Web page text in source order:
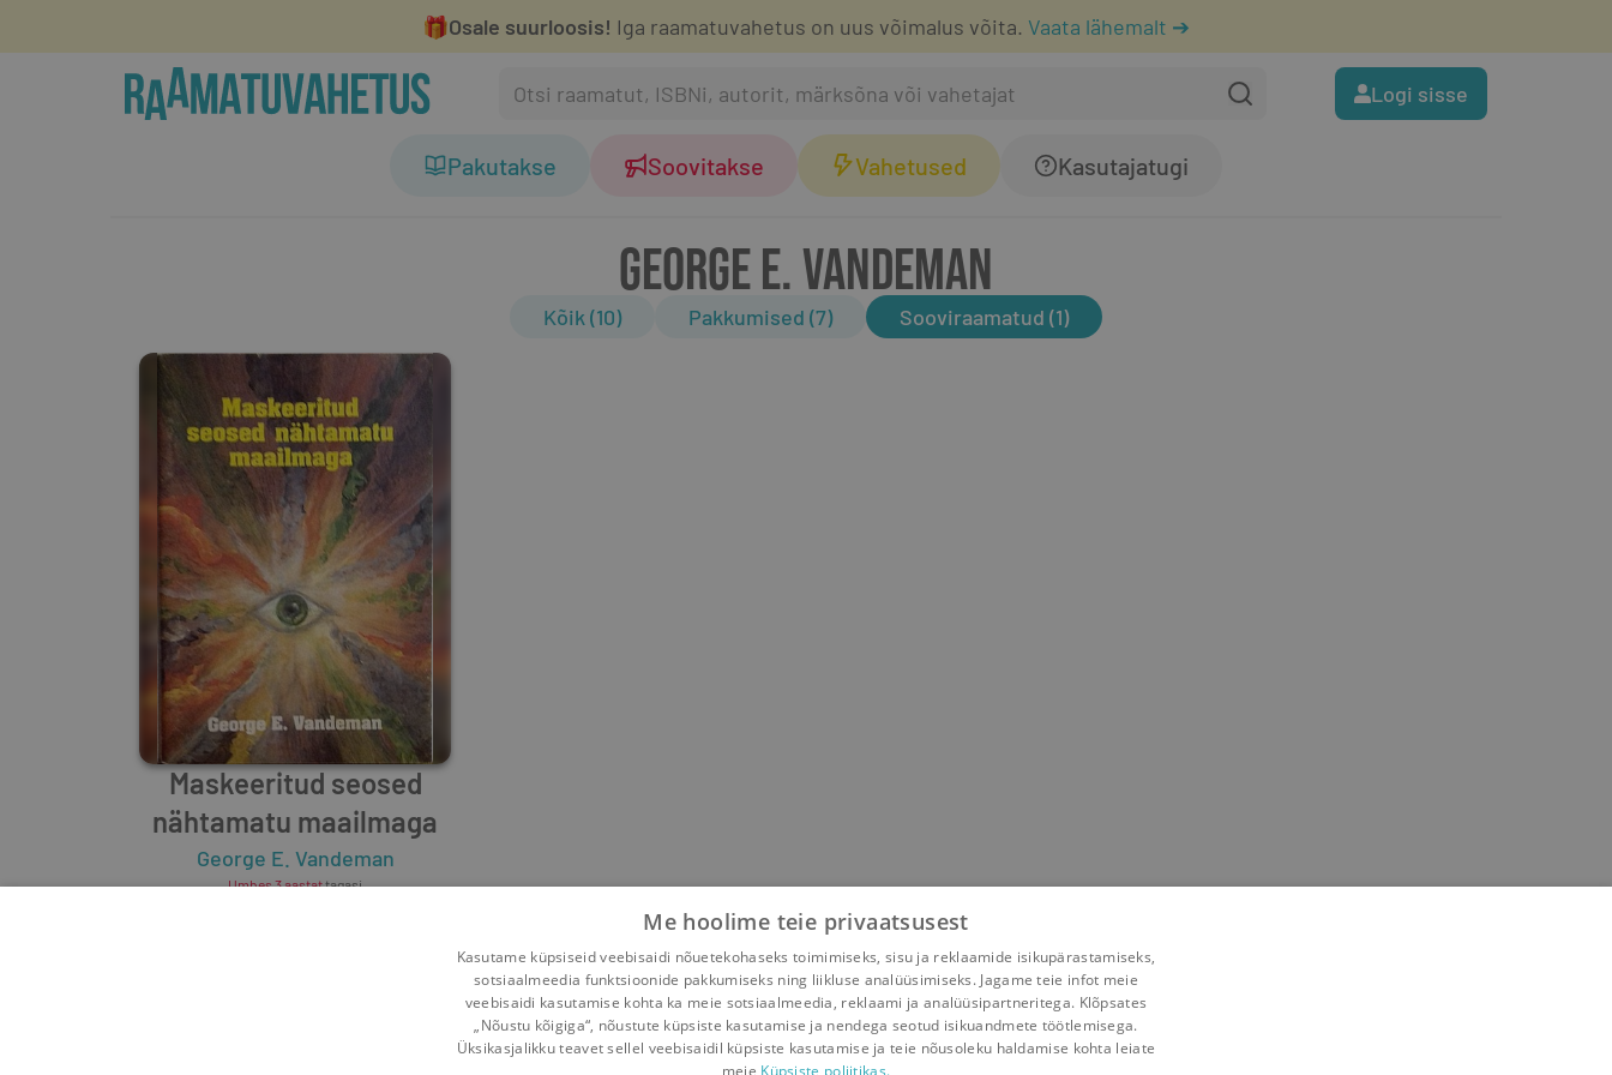
🎁Osale suurloosis! Iga raamatuvahetus on uus võimalus võita. Vaata lähemalt ➔
Logi sisse
Pakutakse Soovitakse Vahetused Kasutajatugi
GEORGE E. VANDEMAN
Kõik (10) Pakkumised (7) Sooviraamatud (1)
Maskeeritud seosed
nähtamatu maailmaga
George E. Vandeman
Umbes 3 aastattagasi
Me hoolime teie privaatsusest
Kasutame küpsiseid veebisaidi nõuetekohaseks toimimiseks, sisu ja reklaamide isikupärastamiseks,
sotsiaalmeedia funktsioonide pakkumiseks ning liikluse analüüsimiseks. Jagame teie infot meie
veebisaidi kasutamise kohta ka meie sotsiaalmeedia, reklaami ja analüüsipartneritega. Klõpsates
„Nõustu kõigiga“, nõustute küpsiste kasutamise ja nendega seotud isikuandmete töötlemisega.
Üksikasjalikku teavet sellel veebisaidil küpsiste kasutamise ja teie nõusoleku haldamise kohta leiate
meie Küpsiste poliitikas.